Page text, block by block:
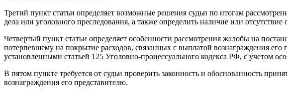
Третий пункт статьи определяет возможные решения судьи по итогам
дела или уголовного преследования, а также определить наличие или
Четвертый пункт статьи определяет особенности рассмотрения жалобы на
потерпевшему на покрытие расходов, связанных с выплатой вознаграждения
установленными статьей 125 Уголовно-процессуального кодекса РФ, с учетом
В пятом пункте требуется от судьи проверить законность и обоснованность
вознаграждения его представителю.